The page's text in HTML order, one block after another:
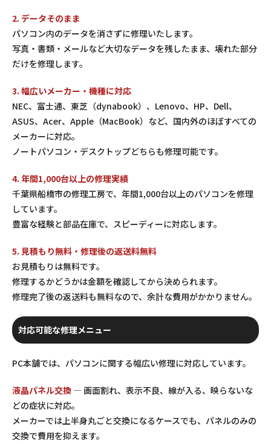
2. データそのまま
パソコン内のデータを消さずに修理いたします。
写真・書類・メールなど大切なデータを残したまま、壊れた部分
だけを修理します。
3. 幅広いメーカー・機種に対応
NEC、富士通、東芝（dynabook）、Lenovo、HP、Dell、
ASUS、Acer、Apple（MacBook）など、国内外のほぼすべての
メーカーに対応。
ノートパソコン・デスクトップどちらも修理可能です。
4. 年間1,000台以上の修理実績
千葉県船橋市の修理工房で、年間1,000台以上のパソコンを修理
しています。
豊富な経験と部品在庫で、スピーディーに対応します。
5. 見積もり無料・修理後の返送料無料
お見積もりは無料です。
修理するかどうかは金額を確認してから決められます。
修理完了後の返送料も無料なので、余計な費用がかかりません。
対応可能な修理メニュー
PC本舗では、パソコンに関する幅広い修理に対応しています。
液晶パネル交換 — 画面割れ、表示不良、線が入る、映らないな
どの症状に対応。
メーカーでは上半身丸ごと交換になるケースでも、パネルのみの
交換で費用を抑えます。